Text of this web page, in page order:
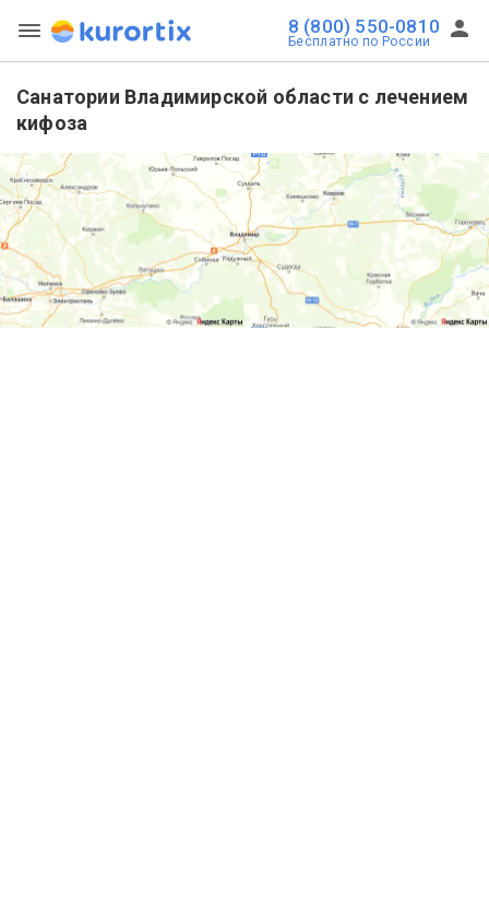
8 (800) 550-0810
Бесплатно по России
Санатории Владимирской области с лечением
кифоза